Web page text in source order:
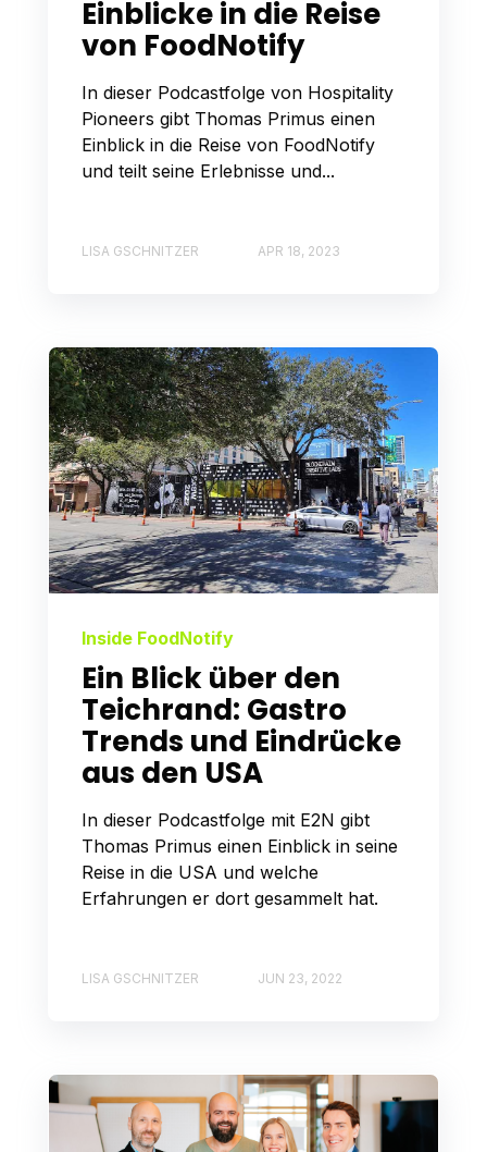
Einblicke in die Reise
von FoodNotify
In dieser Podcastfolge von Hospitality
Pioneers gibt Thomas Primus einen
Einblick in die Reise von FoodNotify
und teilt seine Erlebnisse und...
LISA GSCHNITZER APR 18, 2023
Inside FoodNotify
Ein Blick über den
Teichrand: Gastro
Trends und Eindrücke
aus den USA
In dieser Podcastfolge mit E2N gibt
Thomas Primus einen Einblick in seine
Reise in die USA und welche
Erfahrungen er dort gesammelt hat.
LISA GSCHNITZER JUN 23, 2022